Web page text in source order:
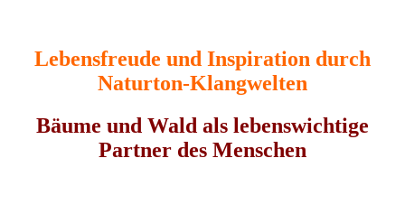
Lebensfreude und Inspiration durch
Naturton-Klangwelten
Bäume und Wald als lebenswichtige
Partner des Menschen